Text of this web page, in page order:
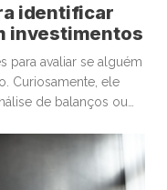
identificar
investimentos
para avaliar se alguém
Curiosamente, ele
de balanços ou
um médico para
os mesmos critérios